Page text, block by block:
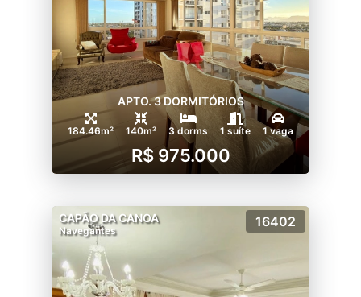
APTO. 3 DORMITÓRIOS
184.46m² 140m² 3 dorms 1 suíte 1 vaga
R$ 975.000
CAPÃO DA CANOA
Navegantes
16402